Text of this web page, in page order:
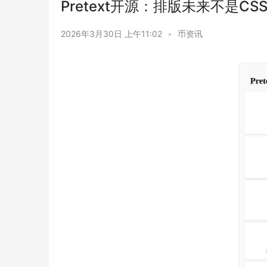
Pretext开源：排版未来不是CSS
2026年3月30日 上午11:02 • 币资讯